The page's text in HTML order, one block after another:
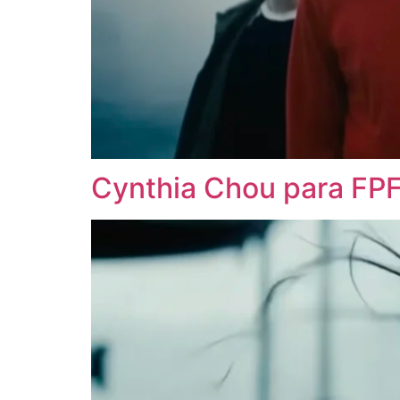
Cynthia Chou para